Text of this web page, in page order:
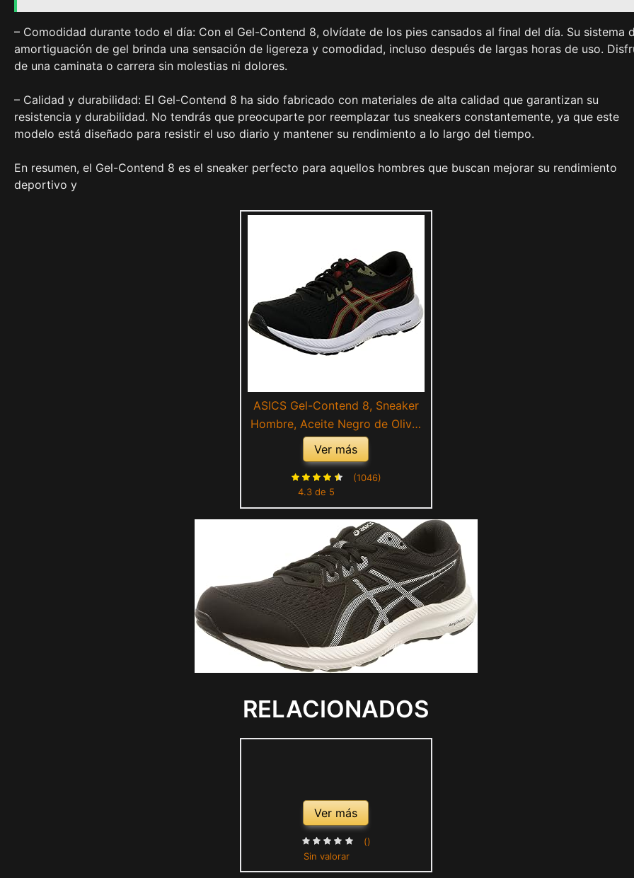
– Comodidad durante todo el día: Con el Gel-Contend 8, olvídate de los pies cansados al final del día. Su sistema
amortiguación de gel brinda una sensación de ligereza y comodidad, incluso después de largas horas de uso.
de una caminata o carrera sin molestias ni dolores.
– Calidad y durabilidad: El Gel-Contend 8 ha sido fabricado con materiales de alta calidad que garantizan su
resistencia y durabilidad. No tendrás que preocuparte por reemplazar tus sneakers constantemente, ya que este
modelo está diseñado para resistir el uso diario y mantener su rendimiento a lo largo del tiempo.
En resumen, el Gel-Contend 8 es el sneaker perfecto para aquellos hombres que buscan mejorar su rendimiento
deportivo y
ASICS Gel-Contend 8, Sneaker
Hombre, Aceite Negro de Oliva,
42.5 EU
Ver más
4.3 de 5
(1046)
RELACIONADOS
Ver más
Sin valorar
()